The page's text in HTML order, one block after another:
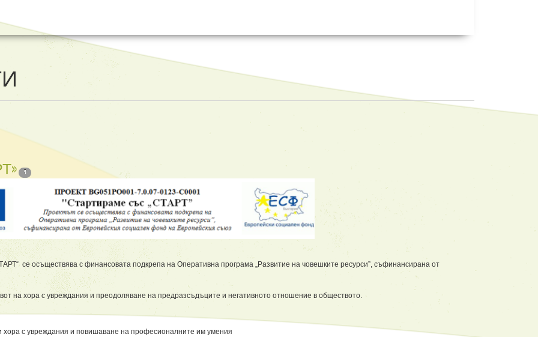
9
се осъществява с финансовата подкрепа на Оперативна програма „Развитие на човешките ресурси”, съфинансирана от
на хора с увреждания и преодоляване на предразсъдъците и негативното отношение в обществото.
с увреждания и повишаване на професионалните им умения